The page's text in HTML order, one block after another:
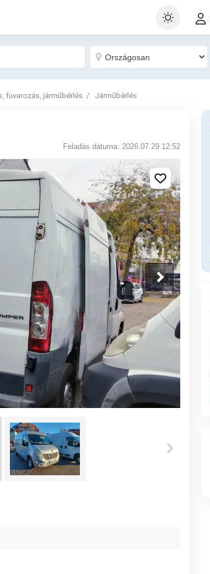
fuvarozás, járműbérlés Járműbérlés
Feladás dátuma: 2026.07.29 12:52